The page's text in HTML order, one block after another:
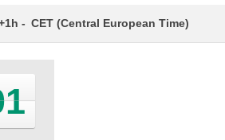
CET (Central European Time)